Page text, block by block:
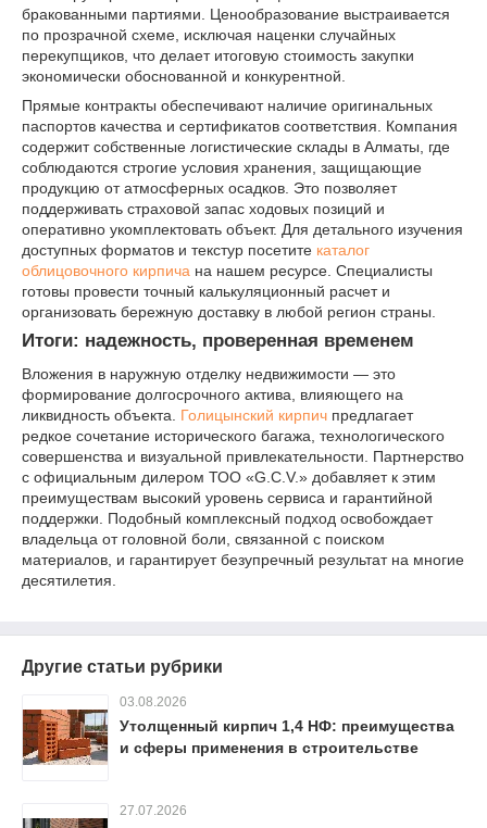
бракованными партиями. Ценообразование выстраивается
по прозрачной схеме, исключая наценки случайных
перекупщиков, что делает итоговую стоимость закупки
экономически обоснованной и конкурентной.
Прямые контракты обеспечивают наличие оригинальных
паспортов качества и сертификатов соответствия. Компания
содержит собственные логистические склады в Алматы, где
соблюдаются строгие условия хранения, защищающие
продукцию от атмосферных осадков. Это позволяет
поддерживать страховой запас ходовых позиций и
оперативно укомплектовать объект. Для детального изучения
доступных форматов и текстур посетите каталог
облицовочного кирпича на нашем ресурсе. Специалисты
готовы провести точный калькуляционный расчет и
организовать бережную доставку в любой регион страны.
Итоги: надежность, проверенная временем
Вложения в наружную отделку недвижимости — это
формирование долгосрочного актива, влияющего на
ликвидность объекта. Голицынский кирпич предлагает
редкое сочетание исторического багажа, технологического
совершенства и визуальной привлекательности. Партнерство
с официальным дилером ТОО «G.C.V.» добавляет к этим
преимуществам высокий уровень сервиса и гарантийной
поддержки. Подобный комплексный подход освобождает
владельца от головной боли, связанной с поиском
материалов, и гарантирует безупречный результат на многие
десятилетия.
Другие статьи рубрики
03.08.2026
Утолщенный кирпич 1,4 НФ: преимущества
и сферы применения в строительстве
27.07.2026